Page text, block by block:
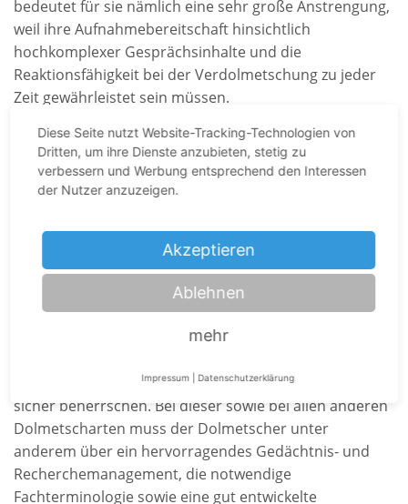
bedeutet für sie nämlich eine sehr große Anstrengung,
weil ihre Aufnahmebereitschaft hinsichtlich
hochkomplexer Gesprächsinhalte und die
Reaktionsfähigkeit bei der Verdolmetschung zu jeder
Zeit gewährleistet sein müssen.
Welche Fähigkeiten müssen
qualifizierte Konferenzdolmetscher
haben?
Um mündliche Beiträge aus einer Sprache korrekt und
präzise in einer anderen Sprache wiedergeben zu
können, sollten Konferenzdolmetscher umfangreiche
Kenntnisse ihrer Arbeitssprachen aufweisen und
sämtliche Dolmetschtechniken (je nach Bedarf
Gesprächsdolmetschenoder Flüsterdolmetschen)
sicher beherrschen. Bei dieser sowie bei allen anderen
Dolmetscharten muss der Dolmetscher unter
anderem über ein hervorragendes Gedächtnis- und
Recherchemanagement, die notwendige
Fachterminologie sowie eine gut entwickelte
Diese Seite nutzt Website-Tracking-Technologien von
Dritten, um ihre Dienste anzubieten, stetig zu
verbessern und Werbung entsprechend den Interessen
der Nutzer anzuzeigen.
Akzeptieren
Ablehnen
mehr
Impressum Datenschutzerklärung